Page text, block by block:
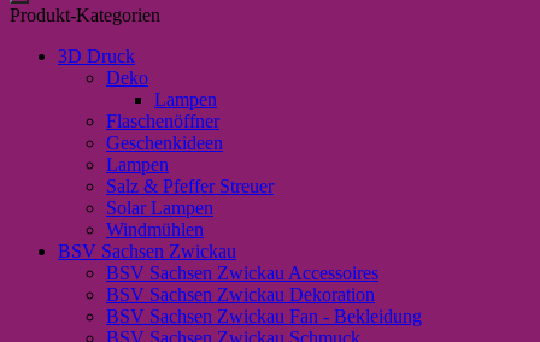
Produkt-Kategorien
3D Druck
Deko
Lampen
Flaschenöffner
Geschenkideen
Lampen
Salz & Pfeffer Streuer
Solar Lampen
Windmühlen
BSV Sachsen Zwickau
BSV Sachsen Zwickau Accessoires
BSV Sachsen Zwickau Dekoration
BSV Sachsen Zwickau Fan - Bekleidung
BSV Sachsen Zwickau Schmuck